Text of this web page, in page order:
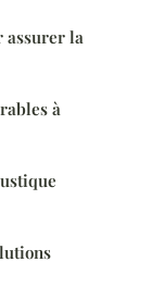
assurer la
à